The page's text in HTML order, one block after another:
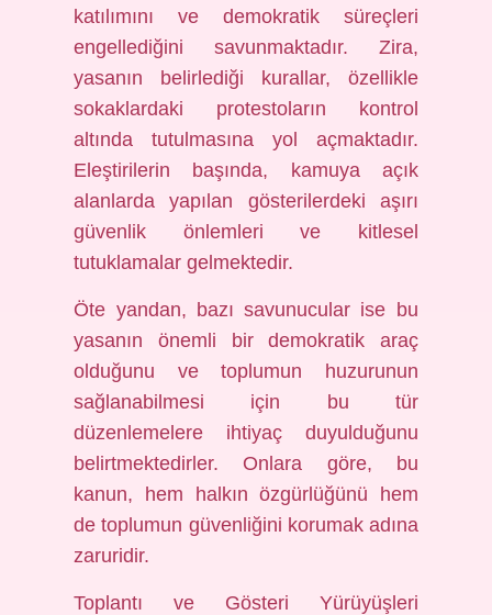
katılımını ve demokratik süreçleri
engellediğini savunmaktadır. Zira,
yasanın belirlediği kurallar, özellikle
sokaklardaki protestoların kontrol
altında tutulmasına yol açmaktadır.
Eleştirilerin başında, kamuya açık
alanlarda yapılan gösterilerdeki aşırı
güvenlik önlemleri ve kitlesel
tutuklamalar gelmektedir.
Öte yandan, bazı savunucular ise bu
yasanın önemli bir demokratik araç
olduğunu ve toplumun huzurunun
sağlanabilmesi için bu tür
düzenlemelere ihtiyaç duyulduğunu
belirtmektedirler. Onlara göre, bu
kanun, hem halkın özgürlüğünü hem
de toplumun güvenliğini korumak adına
zaruridir.
Toplantı ve Gösteri Yürüyüşleri